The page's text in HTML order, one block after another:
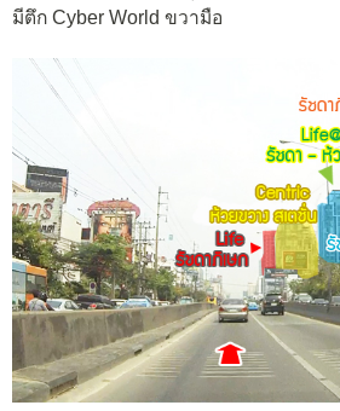
มีตึก Cyber World ขวามือ